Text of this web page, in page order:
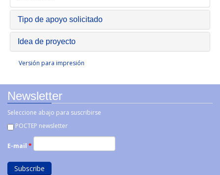
Tipo de apoyo solicitado
Idea de proyecto
Versión para impresión
Newsletter
Seleccione abajo para suscribirse
POCTEP newsletter
E-mail *